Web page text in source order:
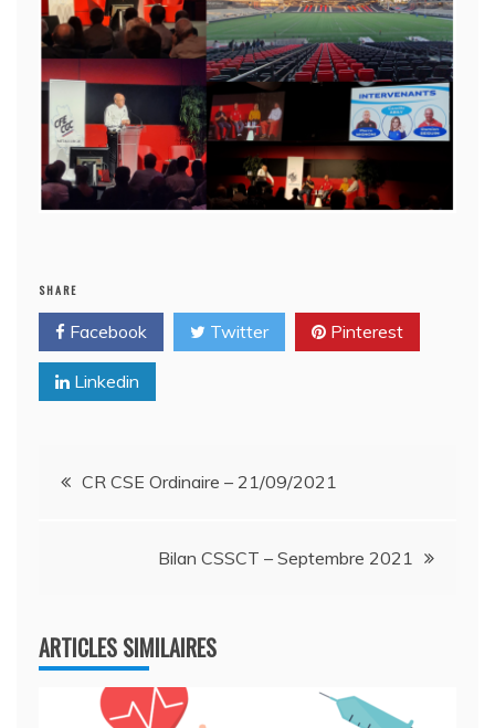
SHARE
Facebook Twitter Pinterest
Linkedin
Navigation
CR CSE Ordinaire – 21/09/2021
Bilan CSSCT – Septembre 2021
ARTICLES SIMILAIRES